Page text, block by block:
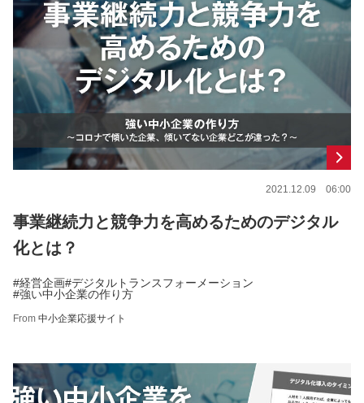
2021.12.09 06:00
事業継続力と競争力を高めるためのデジタル
化とは？
#経営企画#デジタルトランスフォーメーション
#強い中小企業の作り方
From 中小企業応援サイト